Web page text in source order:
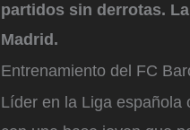
partidos sin derrotas.
Madrid.
Entrenamiento del FC
Líder en la Liga española